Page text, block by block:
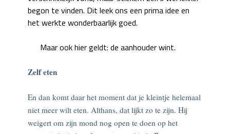
begon te vinden. Dit leek ons een prima idee en
het werkte wonderbaarlijk goed.
Maar ook hier geldt: de aanhouder wint.
Zelf eten
En dan komt daar het moment dat je kleintje helemaal
niet meer wilt eten. Althans, dat lijkt zo te zijn. Hij
weigert om zijn mond nog open te doen op het